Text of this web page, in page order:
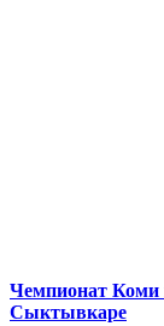
Чемпионат Коми
Сыктывкаре